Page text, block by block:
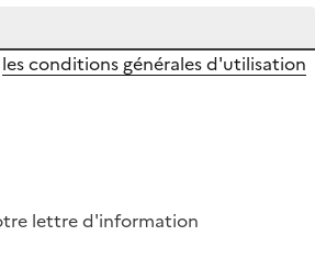
les conditions générales d'utilisation
lettre d'information